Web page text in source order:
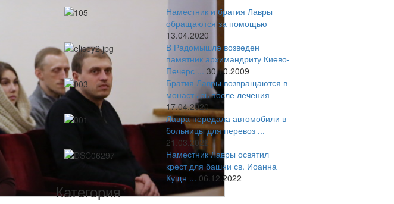
Наместник и братия Лавры
обращаются за помощью
13.04.2020
В Радомышле возведен
памятник архимандриту Киево-
Печерс ... 30.10.2009
Братия Лавры возвращаются в
монастырь после лечения
17.04.2020
Лавра передала автомобили в
больницы для перевоз ...
21.03.2022
Наместник Лавры освятил
крест для башни св. Иоанна
Кущн ... 06.12.2022
Категория